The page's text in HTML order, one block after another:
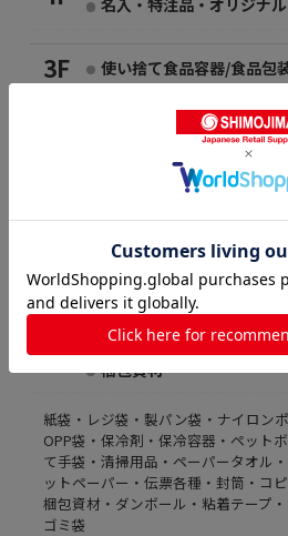
名入・特注品・オリジナ
3F 使い捨て食品容器/食品包
弁当容器・フードパック・割り箸・
コップ・ストロー・カトラリー・お
ー袋・耐油袋・オードブル容器・カ
器/お重容器・折箱・ピザ箱・風呂敷
2F
紙袋
ポリ袋
衛生用品
清掃用品
文房具
梱包資材
紙袋・レジ袋・製パン袋・ナイロン
OPP袋・保冷剤・保冷容器・ペット
て手袋・清掃用品・ペーパータオル
ットペーパー・伝票各種・封筒・コ
梱包資材・ダンボール・粘着テープ
ゴミ袋